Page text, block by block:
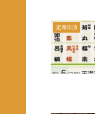
定席出演